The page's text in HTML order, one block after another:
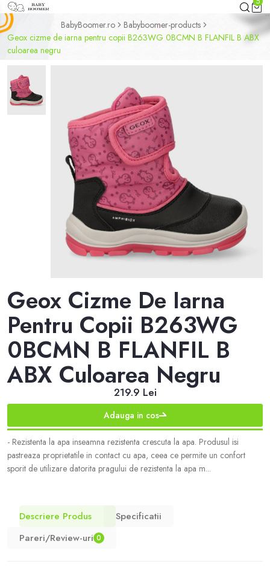
BabyBoomer.ro
Babyboomer-products
Geox cizme de iarna pentru copii B263WG 0BCMN B FLANFIL B ABX
culoarea negru
Geox Cizme De Iarna
Pentru Copii B263WG
0BCMN B FLANFIL B
ABX Culoarea Negru
219.9 Lei
Adauga in cos
- Rezistenta la apa inseamna rezistenta crescuta la apa. Produsul isi
pastreaza proprietatile in contact cu apa, ceea ce permite un confort
sporit de utilizare datorita pragului de rezistenta la apa m...
Descriere Produs
Specificatii
Pareri/Review-uri 0